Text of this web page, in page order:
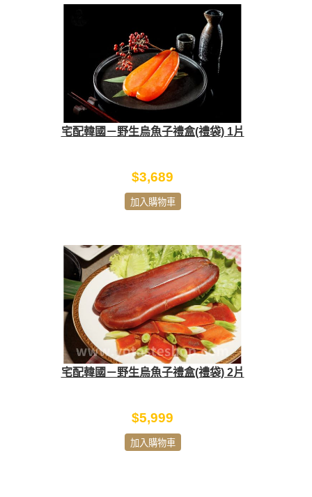
宅配韓國－野生烏魚子禮盒(禮袋) 1片
$3,689
加入購物車
宅配韓國－野生烏魚子禮盒(禮袋) 2片
$5,999
加入購物車